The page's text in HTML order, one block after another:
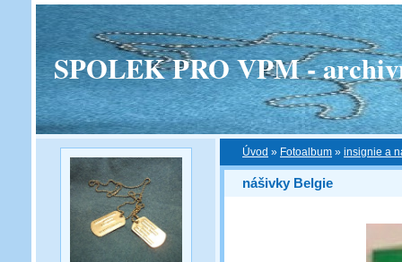
SPOLEK PRO VPM -
Úvod » Fotoalbum » insignie a
nášivky Belgie